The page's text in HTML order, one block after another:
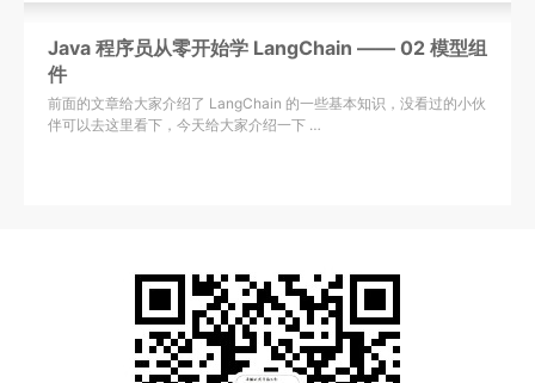
Java 程序员从零开始学 LangChain —— 02 模型组
件
前面的文章给大家介绍了 LangChain 的一些基本知识，没看过的小伙
伴可以去这里看下，今天给大家介绍一下 …